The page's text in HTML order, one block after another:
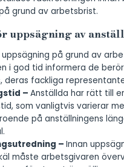
grund av arbetsbrist.
uppsägning av
uppsägning på grund av
i god tid informera de
deras fackliga
–Anställda har rätt till
som vanligtvis varierar
på anställningens
–Innan
måste arbetsgivaren